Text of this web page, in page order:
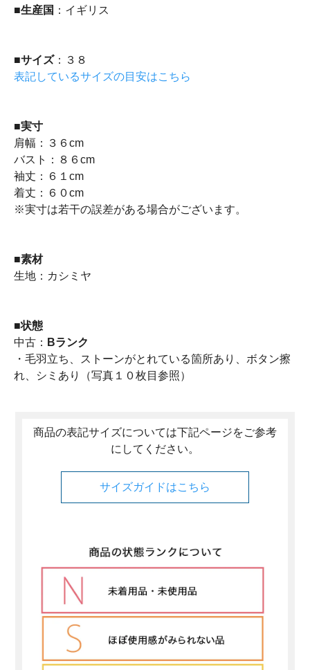
■生産国 ：イギリス
■サイズ：３８
表記しているサイズの目安はこちら
■実寸
肩幅：３６cm
バスト：８６cm
袖丈：６１cm
着丈：６０cm
※実寸は若干の誤差がある場合がございます。
■素材
生地：カシミヤ
■状態
中古： Bランク
・毛羽立ち、ストーンがとれている箇所あり、ボタン擦
れ、シミあり（写真１０枚目参照）
商品の表記サイズについては下記ページをご参考
にしてください。
サイズガイドはこちら